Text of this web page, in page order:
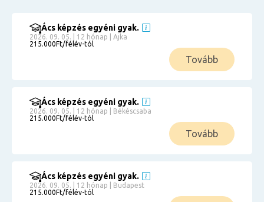
Ács képzés egyéni gyak.
2026. 09. 05. | 12 hónap | Ajka
215.000Ft/félév-tól
Tovább
Ács képzés egyéni gyak.
2026. 09. 05. | 12 hónap | Békéscsaba
215.000Ft/félév-tól
Tovább
Ács képzés egyéni gyak.
2026. 09. 05. | 12 hónap | Budapest
215.000Ft/félév-tól